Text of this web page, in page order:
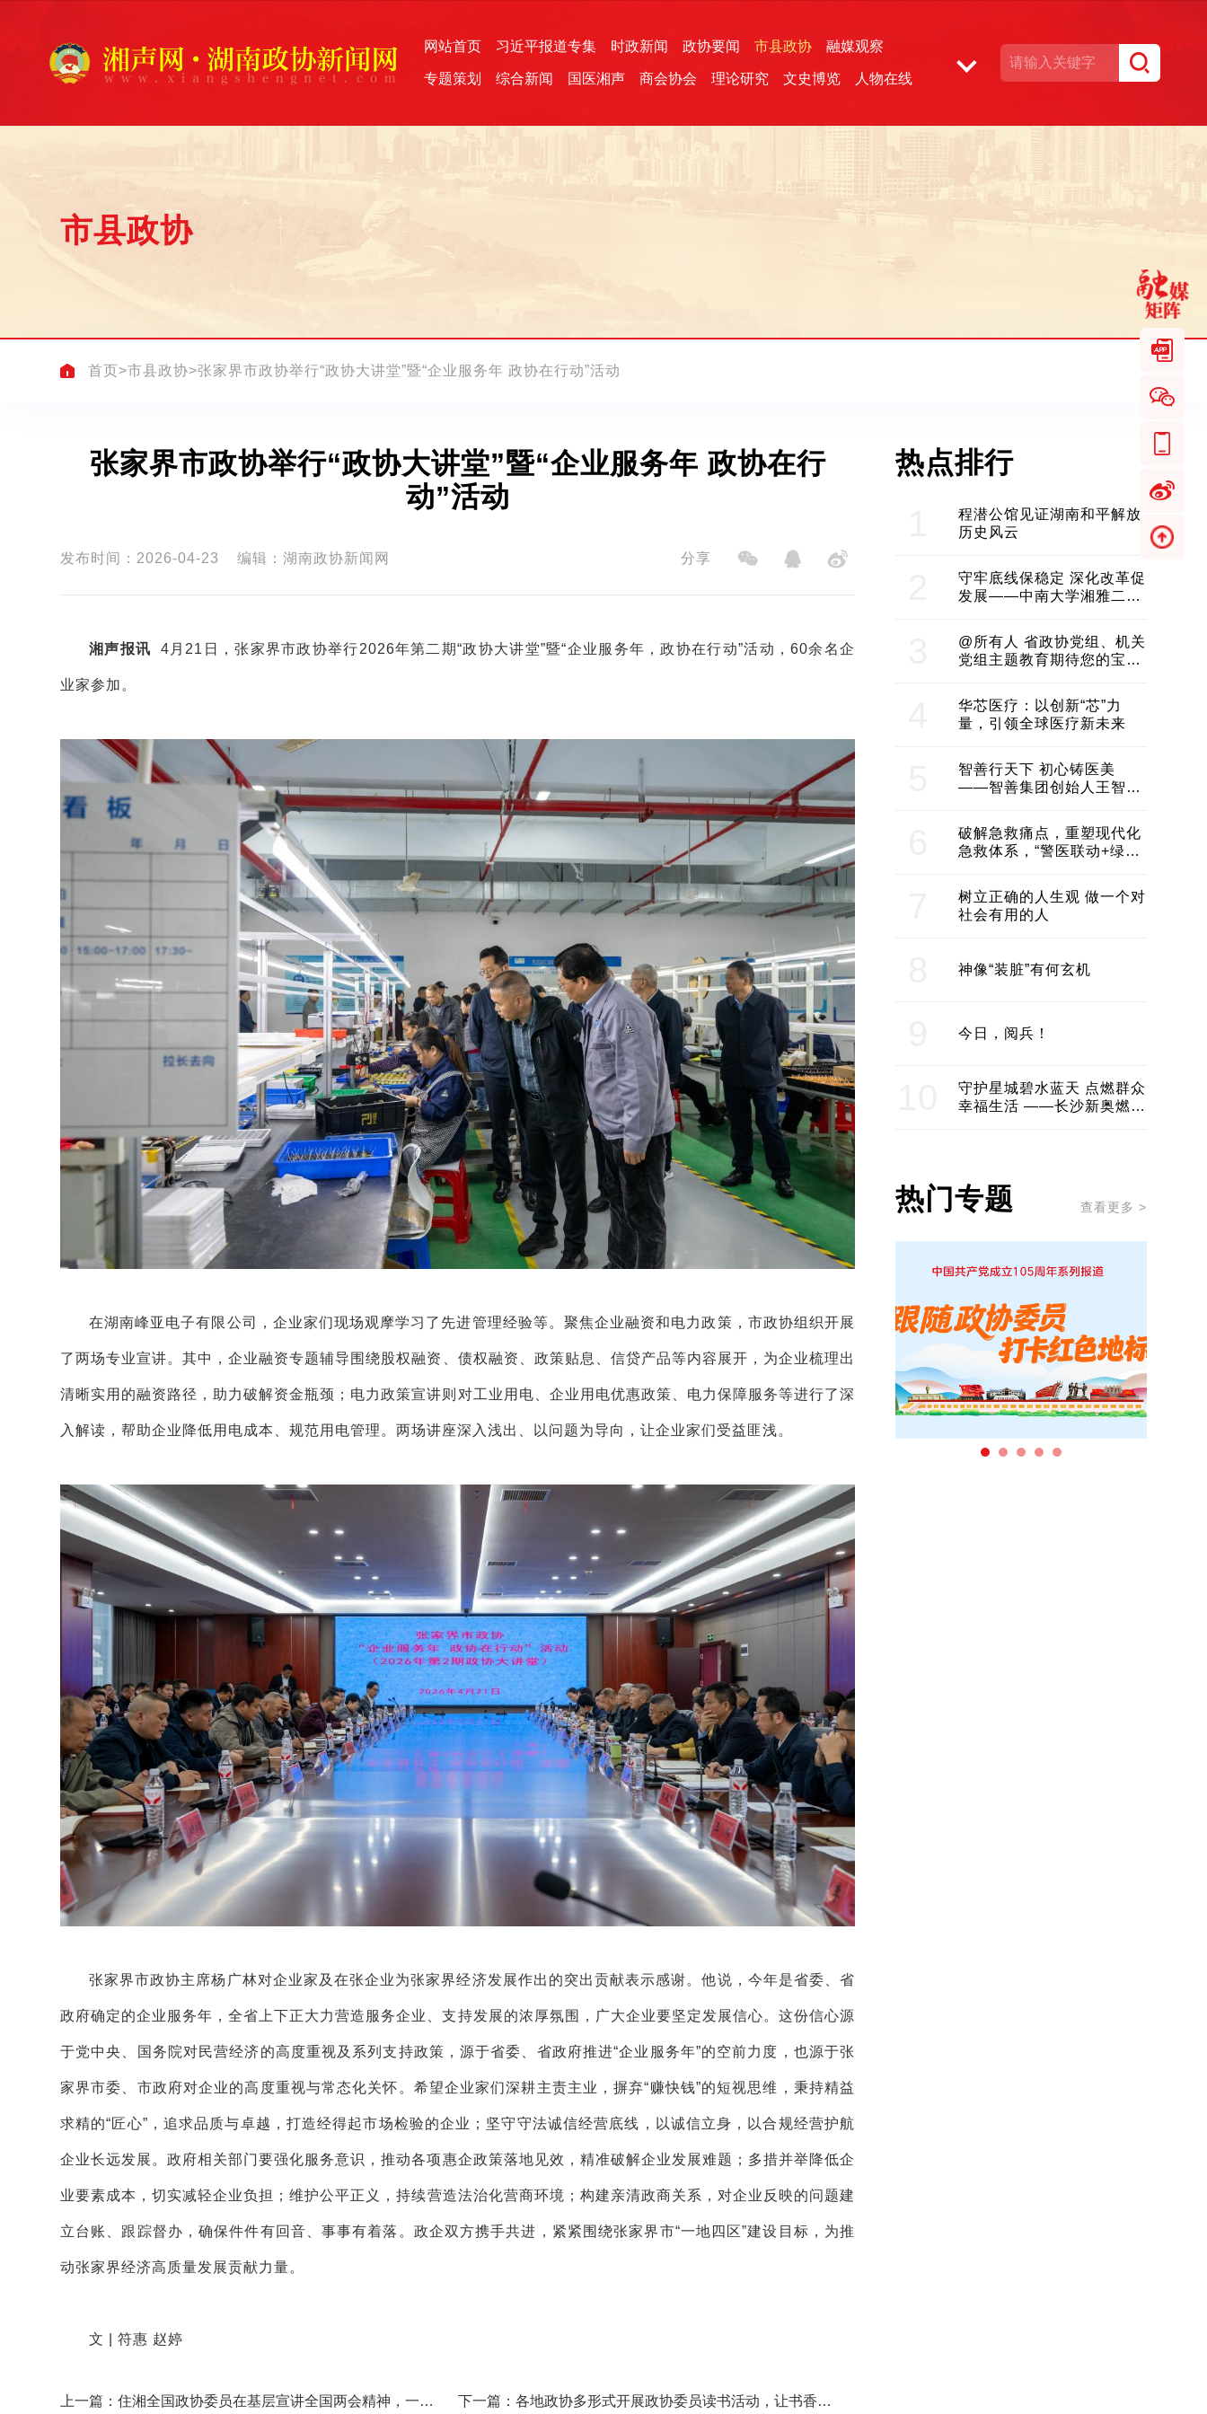
网站首页 习近平报道专集 时政新闻 政协要闻 市县政协 融媒观察
专题策划 综合新闻 国医湘声 商会协会 理论研究 文史博览 人物在线
市县政协
首页>市县政协>张家界市政协举行“政协大讲堂”暨“企业服务年 政协在行动”活动
张家界市政协举行“政协大讲堂”暨“企业服务年 政协在行
动”活动
发布时间：2026-04-23 编辑：湖南政协新闻网 分享
湘声报讯 4月21日，张家界市政协举行2026年第二期“政协大讲堂”暨“企业服务年，政协在行动”活动，60余名企
业家参加。
在湖南峰亚电子有限公司 ，企业家们现场观摩学习 了 先进管理经验等。 聚焦企业融资和电力政策 ，市政协组织开展
了两场专业宣讲。其中，企业融资专题辅导围绕股权融资、债权融资、政策贴息、信贷产品等内容展开，为企业梳理出
清晰实用的融资路径，助力破解资金瓶颈；电力政策宣讲则对工业用电、企业用电优惠政策、电力保障服务等进行了深
入解读，帮助企业降低用电成本、规范用电管理。两场讲座深入浅出、以问题为导向，让企业家们受益匪浅。
张家界市政协主席杨广林对企业家及在张企业为张家界经济发展作出的突出贡献表示感谢。他说 ，今年是省委 、省
政府确定的企业服务年，全省上下正大力营造服务企业、支持发展的浓厚氛围 ， 广大企业要坚定发展信心。这份信心源
于党中央、国务院对民营经济的高度重视及 系列支持政策，源于省委 省政府推进“企业服务年”的空前力度， 也源于张
家界市委 市政府对企业的高度重视与常态化关怀。希望企业家们深耕主责主业，摒弃“赚快钱”的短视思维，秉持精益
求精的“匠心” ，追求品质与卓越，打造经得起市场检验的企业；坚守守法诚信经营底线，以诚信立身，以合规经营护航
企业长远发展。政府相关部门要强化服务意识，推动各项惠企政策落地见效，精准破解企业发展难题；多措并举降低企
业要素成本，切实减轻企业负担；维护公平正义，持续营造法治化营商环境；构建亲清政商关系，对企业反映的问题建
立台账、跟踪督办，确保件件有回音、事事有着落。政企双方携手共进， 紧紧 围绕张家界市“一地四区”建设目标，为推
动张家界经济高质量发展贡献力量。
文 | 符惠 赵婷
上一篇：住湘全国政协委员在基层宣讲全国两会精神，一线
下一篇：各地政协多形式开展政协委员读书活动，让书香成
热点排行
程潜公馆见证湖南和平解放
历史风云
守牢底线保稳定 深化改革促
发展——中南大学湘雅二医
@所有人 省政协党组、机关
党组主题教育期待您的宝贵
华芯医疗：以创新“芯”力
量，引领全球医疗新未来
智善行天下 初心铸医美
——智善集团创始人王智带
建医美产业良性生态圈
破解急救痛点，重塑现代化
急救体系，“警医联动+绿波
树立正确的人生观 做一个对
社会有用的人
神像“装脏”有何玄机
今日，阅兵！
守护星城碧水蓝天 点燃群众
幸福生活 ——长沙新奥燃气
热门专题 查看更多 >